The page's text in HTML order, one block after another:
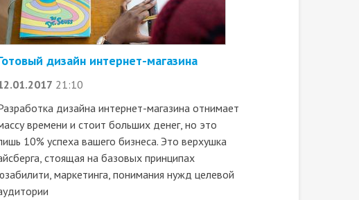
дизайн интернет-магазина
21:10
дизайна интернет-магазина отнимает
времени и стоит больших денег, но это
10% успеха вашего бизнеса. Это верхушка
стоящая на базовых принципах
маркетинга, понимания нужд целевой